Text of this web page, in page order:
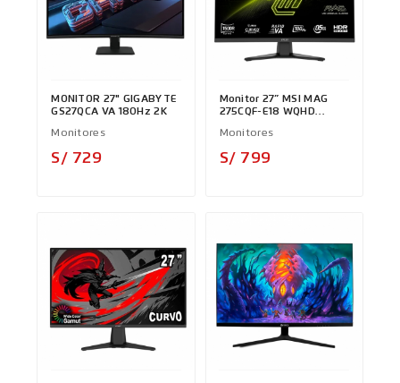
MONITOR 27" GIGABYTE
GS27QCA VA 180Hz 2K
Monitores
S/ 729
Monitor 27” MSI MAG
275CQF-E18 WQHD
Monitores
S/ 799